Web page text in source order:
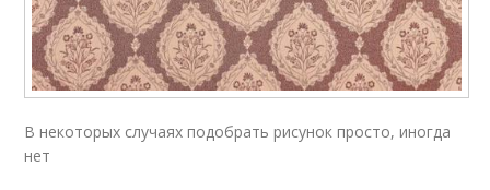
В некоторых случаях подобрать рисунок просто, иногда
нет